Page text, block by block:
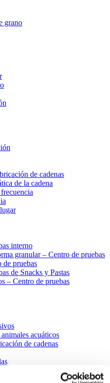
grano
de cadenas
de la cadena
interno
granular – Centro de pruebas
de pruebas
de Snacks y Pastas
– Centro de pruebas
acuáticos
de cadenas